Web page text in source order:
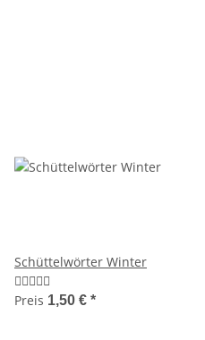
Schüttelwörter Winter
Preis 1,50 € *